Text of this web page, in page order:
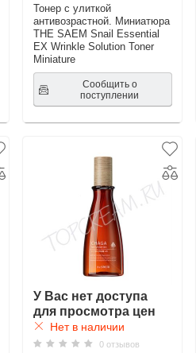
Тонер с улиткой
антивозрастной. Миниатюра
THE SAEM Snail Essential
EX Wrinkle Solution Toner
Miniature
Сообщить о
поступлении
У Вас нет доступа
для просмотра цен
Нет в наличии
0 отзывов